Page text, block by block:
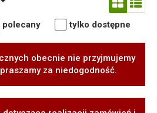
polecany tylko dostępne
obecnie nie przyjmujemy
za niedogodność.